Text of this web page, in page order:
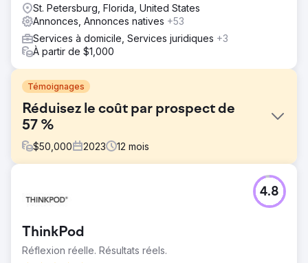
St. Petersburg, Florida, United States
Annonces, Annonces natives +53
Services à domicile, Services juridiques +3
À partir de $1,000
Témoignages
Réduisez le coût par prospect de
57 %
$50,000 2023 12 mois
Le défi était que cette franchise a été vendue plusieurs
fois et a donc commencé à perdre sa crédibilité sur le
Nous avons mis en œuvre des changements majeurs
ThinkPod
Réflexion réelle. Résultats réels.
4.8